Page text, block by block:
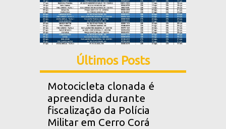
Últimos Posts
Motocicleta clonada é
apreendida durante
fiscalização da Polícia
Militar em Cerro Corá